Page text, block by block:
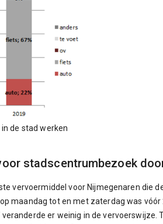
de stad werken
stadscentrumbezoek
vervoermiddel voor Nijmegenaren die
maandag tot en met zaterdag was
er weinig in de vervoerswijze.